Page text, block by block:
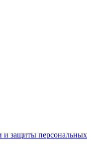
и защиты персональных